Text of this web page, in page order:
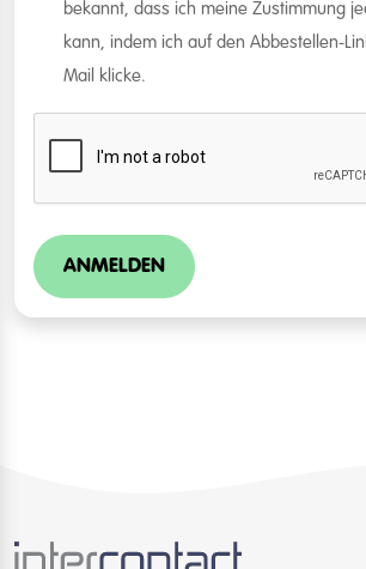
bekannt, dass ich meine Zustimmung
kann, indem ich auf den Abbestellen-
Mail klicke.
ANMELDEN